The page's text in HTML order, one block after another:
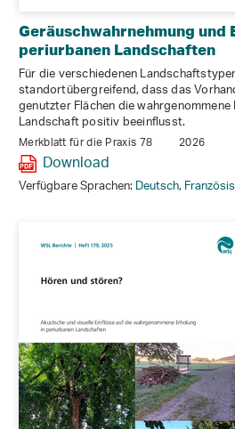
Geräuschwahrnehmung und
periurbanen Landschaften
Für die verschiedenen
standortübergreifend, dass das
genutzter Flächen die
Landschaft positiv beeinflusst.
Merkblatt für die Praxis 78 2026
Download
Verfügbare Sprachen:Deutsch,